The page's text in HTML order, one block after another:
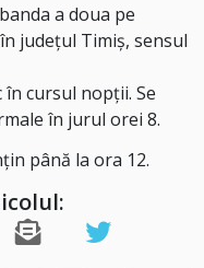
a doua pe
județul Timiș, sensul
cursul nopții. Se
în jurul orei 8.
până la ora 12.